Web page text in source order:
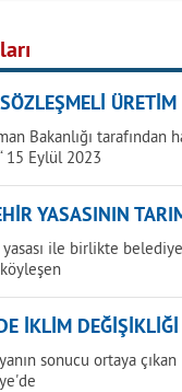
ÜRETİM
Bakanlığı tarafından
15 Eylül 2023
YASASININ
yasası ile birlikte
İKLİM
sonucu ortaya